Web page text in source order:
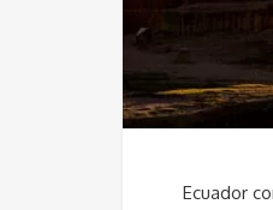
Ecuador